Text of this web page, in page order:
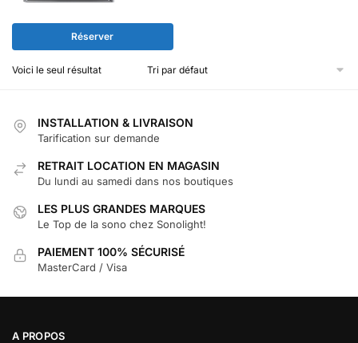
Réserver
Voici le seul résultat
INSTALLATION & LIVRAISON
Tarification sur demande
RETRAIT LOCATION EN MAGASIN
Du lundi au samedi dans nos boutiques
LES PLUS GRANDES MARQUES
Le Top de la sono chez Sonolight!
PAIEMENT 100% SÉCURISÉ
MasterCard / Visa
A PROPOS